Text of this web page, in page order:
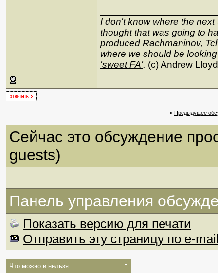
I don't know where the
thought that was going to
produced Rachmaninov,
where we should be
'sweet FA'. (c) Andrew
« Предыдущее
Сейчас это обсуждение
guests)
Панель управления
Показать версию для печати
Отправить эту страницу по e-
Что можно и нельзя